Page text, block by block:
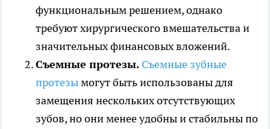
функциональным решением, однако
требуют хирургического вмешательства и
значительных финансовых вложений.
Съемные протезы. Съемные зубные
протезымогут быть использованы для
замещения нескольких отсутствующих
зубов, но они менее удобны и стабильны по